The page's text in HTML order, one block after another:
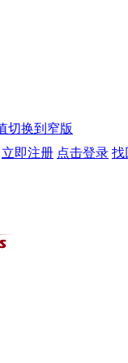
切换到窄版
立即注册 点击登录 找